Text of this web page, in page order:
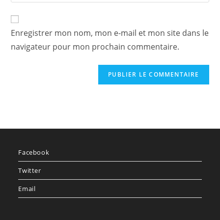
Enregistrer mon nom, mon e-mail et mon site dans le
navigateur pour mon prochain commentaire.
Facebook
Twitter
Email